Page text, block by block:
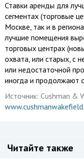
Ставки аренды для
сегментах (торговые
Москве, так и в
лучшие помещения
торговых центрах
охвата, или старых, с
или недостаточной
иногда и продолжают
Источник: Cushman &
Читайте также